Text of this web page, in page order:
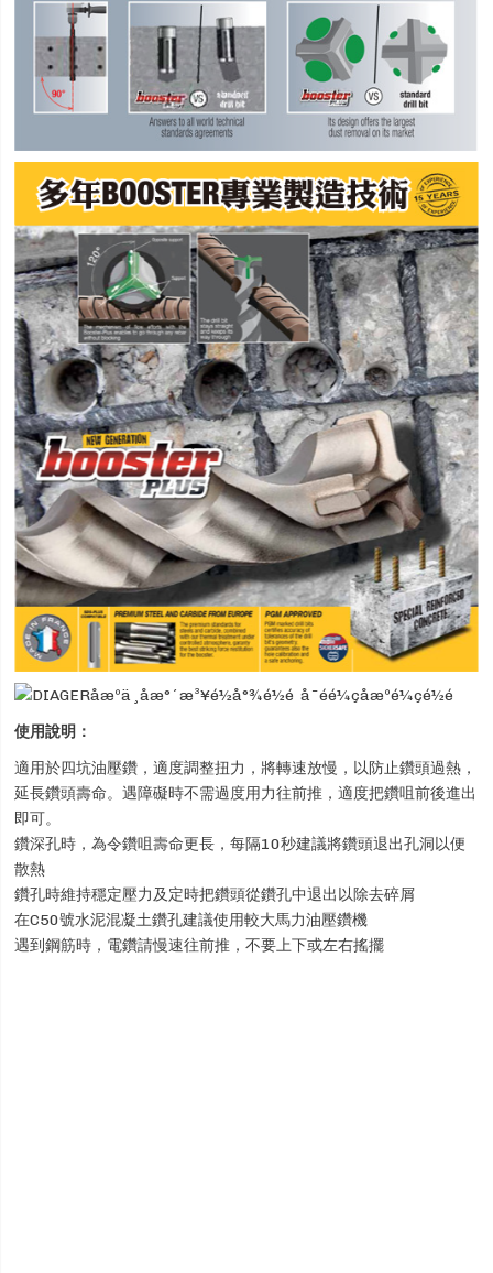
使用說明：
適用於四坑油壓鑽，適度調整扭力，將轉速放慢，以防止鑽頭過熱，
延長鑽頭壽命。遇障礙時不需過度用力往前推，適度把鑽咀前後進出
即可。
鑽深孔時，為令鑽咀壽命更長，每隔10秒建議將鑽頭退出孔洞以便
散熱
鑽孔時維持穩定壓力及定時把鑽頭從鑽孔中退出以除去碎屑
在C50號水泥混凝土鑽孔建議使用較大馬力油壓鑽機
遇到鋼筋時，電鑽請慢速往前推，不要上下或左右搖擺